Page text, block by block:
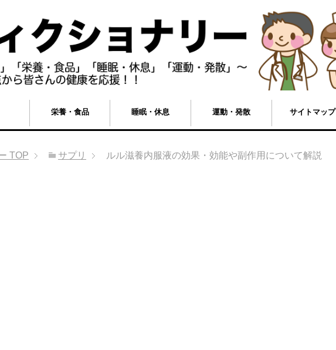
栄養・食品 睡眠・休息 運動・発散 サイトマップ
TOP サプリ ルル滋養内服液の効果・効能や副作用について解説